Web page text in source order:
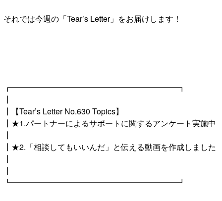
それでは今週の「Tear’s Letter」をお届けします！
┏━━━━━━━━━━━━━━━━━━━━━┓
┃
┃【Tear’s Letter No.630 Topics】
┃★1.パートナーによるサポートに関するアンケート実施中
┃
┃★2.「相談してもいいんだ」と伝える動画を作成しました
┃
┃
┗━━━━━━━━━━━━━━━━━━━━━┛